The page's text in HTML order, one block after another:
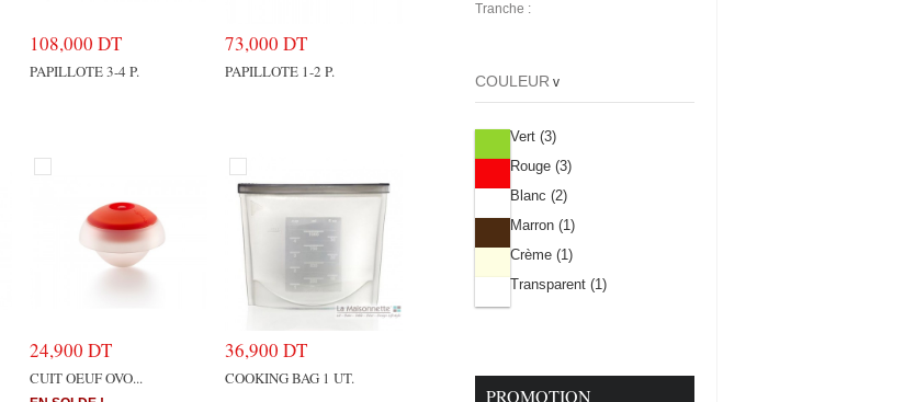
Tranche :
COULEUR v
Vert (3)
Rouge (3)
Blanc (2)
Marron (1)
Crème (1)
Transparent (1)
PROMOTION
108,000 DT
PAPILLOTE 3-4 P.
73,000 DT
PAPILLOTE 1-2 P.
24,900 DT
CUIT OEUF OVO...
36,900 DT
COOKING BAG 1 UT.